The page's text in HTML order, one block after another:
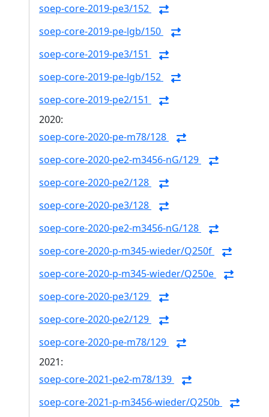
soep-core-2019-pe3/152
soep-core-2019-pe-lgb/150
soep-core-2019-pe3/151
soep-core-2019-pe-lgb/152
soep-core-2019-pe2/151
2020:
soep-core-2020-pe-m78/128
soep-core-2020-pe2-m3456-nG/129
soep-core-2020-pe2/128
soep-core-2020-pe3/128
soep-core-2020-pe2-m3456-nG/128
soep-core-2020-p-m345-wieder/Q250f
soep-core-2020-p-m345-wieder/Q250e
soep-core-2020-pe3/129
soep-core-2020-pe2/129
soep-core-2020-pe-m78/129
2021:
soep-core-2021-pe2-m78/139
soep-core-2021-p-m3456-wieder/Q250b